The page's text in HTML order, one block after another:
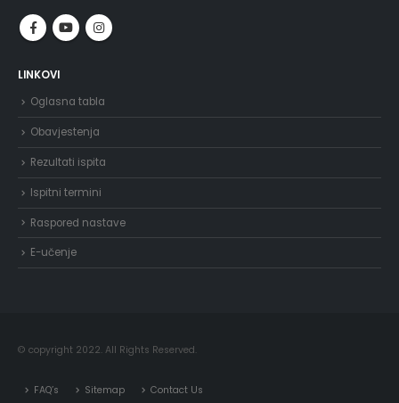
LINKOVI
Oglasna tabla
Obavjestenja
Rezultati ispita
Ispitni termini
Raspored nastave
E-učenje
© copyright 2022. All Rights Reserved.
FAQ’s Sitemap Contact Us